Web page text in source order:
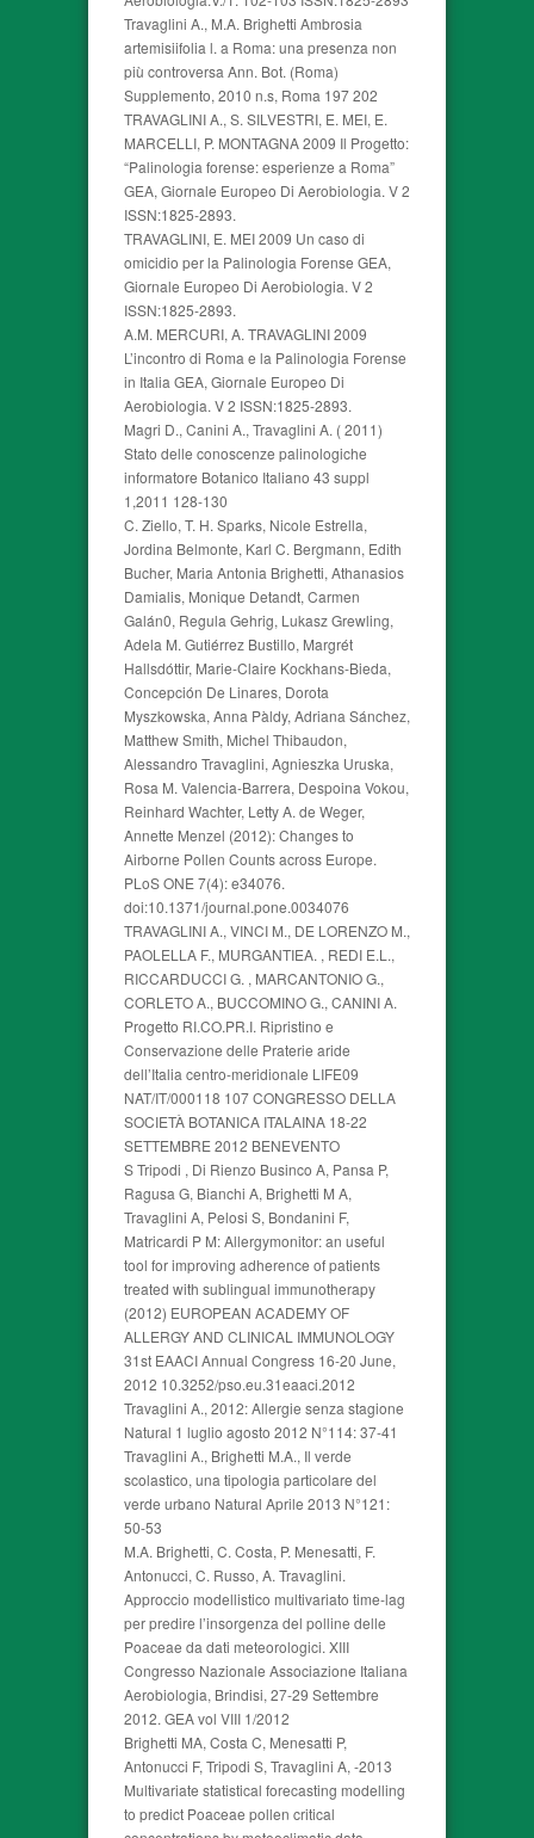
Travaglini A., M.A. Brighetti Ambrosia
artemisiifolia l. a Roma: una presenza non
più controversa Ann. Bot. (Roma)
Supplemento, 2010 n.s, Roma 197 202
TRAVAGLINI A., S. SILVESTRI, E. MEI, E.
MARCELLI, P. MONTAGNA 2009 Il Progetto:
“Palinologia forense: esperienze a Roma”
GEA, Giornale Europeo Di Aerobiologia. V 2
ISSN:1825-2893.
TRAVAGLINI, E. MEI 2009 Un caso di
omicidio per la Palinologia Forense GEA,
Giornale Europeo Di Aerobiologia. V 2
ISSN:1825-2893.
A.M. MERCURI, A. TRAVAGLINI 2009
L’incontro di Roma e la Palinologia Forense
in Italia GEA, Giornale Europeo Di
Aerobiologia. V 2 ISSN:1825-2893.
Magri D., Canini A., Travaglini A. ( 2011)
Stato delle conoscenze palinologiche
informatore Botanico Italiano 43 suppl
1,2011 128-130
C. Ziello, T. H. Sparks, Nicole Estrella,
Jordina Belmonte, Karl C. Bergmann, Edith
Bucher, Maria Antonia Brighetti, Athanasios
Damialis, Monique Detandt, Carmen
Galán0, Regula Gehrig, Lukasz Grewling,
Adela M. Gutiérrez Bustillo, Margrét
Hallsdóttir, Marie-Claire Kockhans-Bieda,
Concepción De Linares, Dorota
Myszkowska, Anna Pàldy, Adriana Sánchez,
Matthew Smith, Michel Thibaudon,
Alessandro Travaglini, Agnieszka Uruska,
Rosa M. Valencia-Barrera, Despoina Vokou,
Reinhard Wachter, Letty A. de Weger,
Annette Menzel (2012): Changes to
Airborne Pollen Counts across Europe.
PLoS ONE 7(4): e34076.
doi:10.1371/journal.pone.0034076
TRAVAGLINI A., VINCI M., DE LORENZO M.,
PAOLELLA F., MURGANTIEA. , REDI E.L.,
RICCARDUCCI G. , MARCANTONIO G.,
CORLETO A., BUCCOMINO G., CANINI A.
Progetto RI.CO.PR.I. Ripristino e
Conservazione delle Praterie aride
dell’Italia centro-meridionale LIFE09
NAT/IT/000118 107 CONGRESSO DELLA
SOCIETÀ BOTANICA ITALAINA 18-22
SETTEMBRE 2012 BENEVENTO
S Tripodi , Di Rienzo Businco A, Pansa P,
Ragusa G, Bianchi A, Brighetti M A,
Travaglini A, Pelosi S, Bondanini F,
Matricardi P M: Allergymonitor: an useful
tool for improving adherence of patients
treated with sublingual immunotherapy
(2012) EUROPEAN ACADEMY OF
ALLERGY AND CLINICAL IMMUNOLOGY
31st EAACI Annual Congress 16-20 June,
2012 10.3252/pso.eu.31eaaci.2012
Travaglini A., 2012: Allergie senza stagione
Natural 1 luglio agosto 2012 N°114: 37-41
Travaglini A., Brighetti M.A., Il verde
scolastico, una tipologia particolare del
verde urbano Natural Aprile 2013 N°121:
50-53
M.A. Brighetti, C. Costa, P. Menesatti, F.
Antonucci, C. Russo, A. Travaglini.
Approccio modellistico multivariato time-lag
per predire l’insorgenza del polline delle
Poaceae da dati meteorologici. XIII
Congresso Nazionale Associazione Italiana
Aerobiologia, Brindisi, 27-29 Settembre
2012. GEA vol VIII 1/2012
Brighetti MA, Costa C, Menesatti P,
Antonucci F, Tripodi S, Travaglini A, -2013
Multivariate statistical forecasting modelling
to predict Poaceae pollen critical